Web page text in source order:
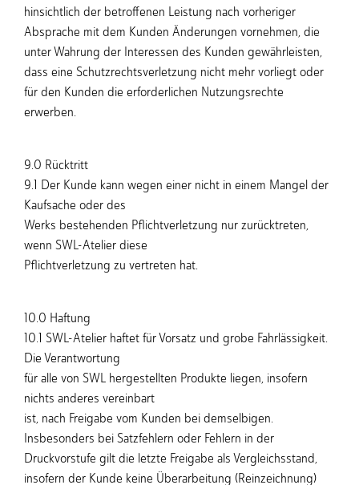
hinsichtlich der betroffenen Leistung nach vorheriger
Absprache mit dem Kunden Änderungen vornehmen, die
unter Wahrung der Interessen des Kunden gewährleisten,
dass eine Schutzrechtsverletzung nicht mehr vorliegt oder
für den Kunden die erforderlichen Nutzungsrechte
erwerben.
9.0 Rücktritt
9.1 Der Kunde kann wegen einer nicht in einem Mangel der
Kaufsache oder des
Werks bestehenden Pflichtverletzung nur zurücktreten,
wenn SWL-Atelier diese
Pflichtverletzung zu vertreten hat.
10.0 Haftung
10.1 SWL-Atelier haftet für Vorsatz und grobe Fahrlässigkeit.
Die Verantwortung
für alle von SWL hergestellten Produkte liegen, insofern
nichts anderes vereinbart
ist, nach Freigabe vom Kunden bei demselbigen.
Insbesonders bei Satzfehlern oder Fehlern in der
Druckvorstufe gilt die letzte Freigabe als Vergleichsstand,
insofern der Kunde keine Überarbeitung (Reinzeichnung)